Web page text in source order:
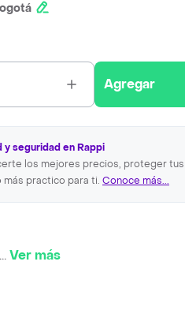
Agregar
y seguridad en Rappi
los mejores precios, proteger
practico para ti. Conoce más...
...Ver más